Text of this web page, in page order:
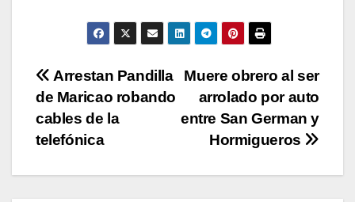
Navegación
de
entradas
Muere obrero al ser
arrolado por auto
entre San German y
Hormigueros
Arrestan Pandilla
de Maricao robando
cables de la
telefónica